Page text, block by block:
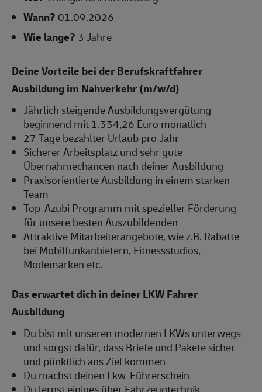
Wann? 01.09.2026
Wie lange? 3 Jahre
Deine Vorteile bei der Berufskraftfahrer
Ausbildung im Nahverkehr (m/w/d)
Jährlich steigende Ausbildungsvergütung
beginnend mit 1.334,26 Euro monatlich
27 Tage bezahlter Urlaub pro Jahr
Sicherer Arbeitsplatz und sehr gute
Übernahmechancen nach deiner Ausbildung
Praxisorientierte Ausbildung in einem starken
Team
Top-Azubi Programm mit spezieller Förderung
für unsere besten Auszubildenden
Attraktive Mitarbeiterangebote, wie z.B. Rabatte
bei Mobilfunkanbietern, Fitnessstudios,
Modemarken etc.
Das erwartet dich in deiner LKW Fahrer
Ausbildung
Du bist mit unseren modernen LKWs unterwegs
und sorgst dafür, dass Briefe und Pakete sicher
und pünktlich ans Ziel kommen
Du machst deinen Lkw-Führerschein